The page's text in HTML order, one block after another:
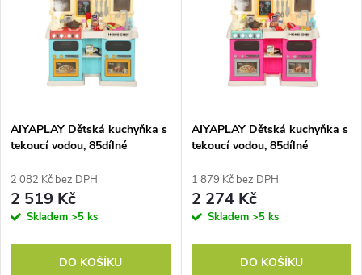
AIYAPLAY Dětská kuchyňka s
tekoucí vodou, 85dílné
kohoutek, světla, zvuky, pro
děti od 3 do 6 let, plast, zelená
2 082 Kč bez DPH
2 519 Kč
Skladem >5 ks
DO KOŠÍKU
AIYAPLAY Dětská kuchyňka s
tekoucí vodou, 85dílné
kohoutek, světla, zvuky, pro
děti ve věku 3-6 let
1 879 Kč bez DPH
2 274 Kč
Skladem >5 ks
DO KOŠÍKU